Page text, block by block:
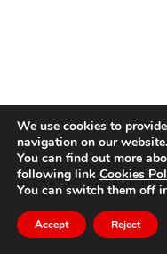
©
Tutorial
We use cookies to
navigation on our website.
You can find out more
following link Cookies
You can switch them off
Accept Reject